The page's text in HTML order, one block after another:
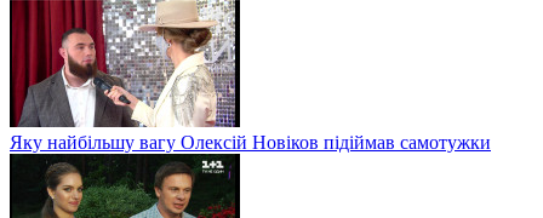
Яку найбільшу вагу Олексій Новіков підіймав самотужки